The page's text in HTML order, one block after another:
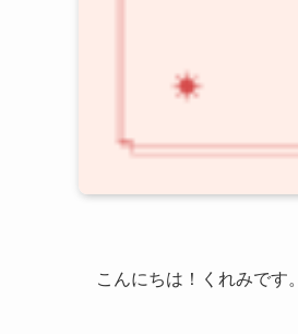
こんにちは！くれみです。